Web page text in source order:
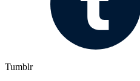
Tumblr